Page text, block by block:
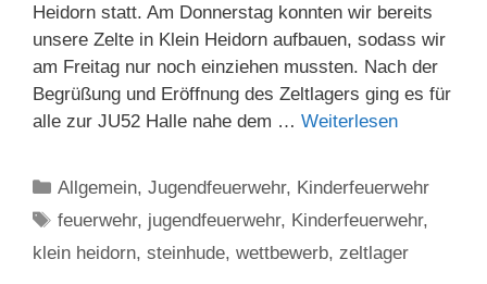
Heidorn statt. Am Donnerstag konnten wir bereits
unsere Zelte in Klein Heidorn aufbauen, sodass wir
am Freitag nur noch einziehen mussten. Nach der
Begrüßung und Eröffnung des Zeltlagers ging es für
alle zur JU52 Halle nahe dem … Weiterlesen
Kategorien
Allgemein,Jugendfeuerwehr, Kinderfeuerwehr
Schlagwörter
feuerwehr, jugendfeuerwehr, Kinderfeuerwehr,
klein heidorn, steinhude, wettbewerb, zeltlager